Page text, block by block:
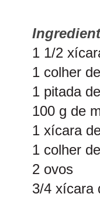
1 1/2
1 colher
1 pitada
100 g de
1 xícara
1 colher
2 ovos
3/4 xícara